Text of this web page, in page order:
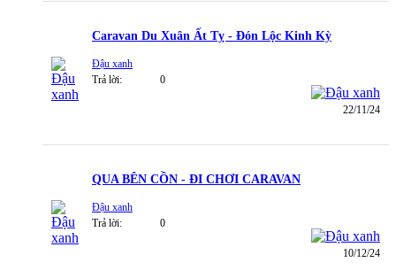
Caravan Du Xuân Ất Tỵ - Đón Lộc Kinh Kỳ
Đậu xanh
Trả lời:
0
22/11/24
QUA BÊN CỒN - ĐI CHƠI CARAVAN
Đậu xanh
Trả lời:
0
10/12/24